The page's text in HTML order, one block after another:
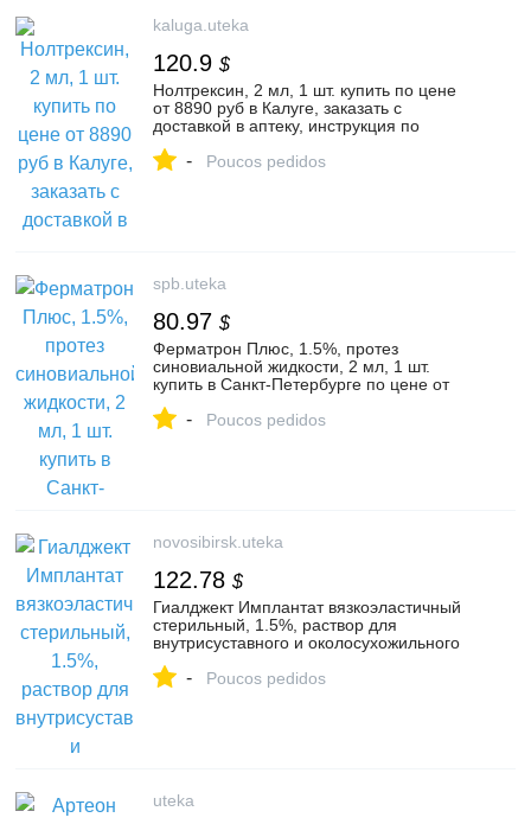
kaluga.uteka
120.9 $
Нолтрексин, 2 мл, 1 шт. купить по цене
от 8890 руб в Калуге, заказать с
доставкой в аптеку, инструкция по
Бионолтра
- Poucos pedidos
spb.uteka
80.97 $
Ферматрон Плюс, 1.5%, протез
синовиальной жидкости, 2 мл, 1 шт.
купить в Санкт-Петербурге по цене от
Санкт-Петербурге
- Poucos pedidos
novosibirsk.uteka
122.78 $
Гиалджект Имплантат вязкоэластичный
стерильный, 1.5%, раствор для
внутрисуставного и околосухожильного
Новосибирске по цене от 9643 руб,
- Poucos pedidos
uteka